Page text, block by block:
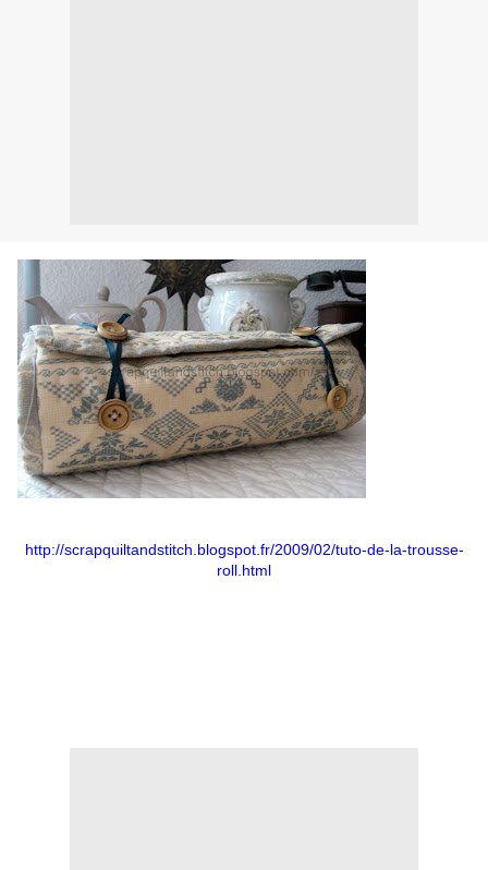
http://scrapquiltandstitch.blogspot.fr/2009/02/tuto-de-la-trousse-
roll.html